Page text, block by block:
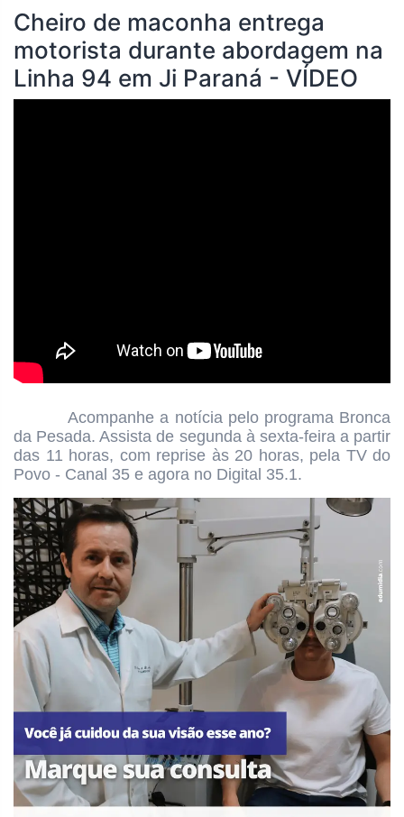
Cheiro de maconha entrega
motorista durante abordagem na
Linha 94 em Ji Paraná - VÍDEO
Acompanhe a notícia pelo programaBronca
da Pesada. Assista de segunda à sexta-feira a partir
das 11 horas, com reprise às 20 horas, pela TV do
Povo - Canal 35 e agora no Digital 35.1.